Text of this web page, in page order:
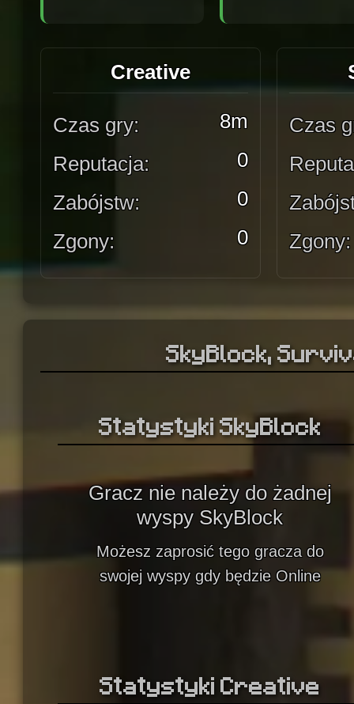
Creative
Czas gry:
8m
Reputacja:
0
Zabójstw:
0
Zgony:
0
Czas
Zgony:
SkyBlock,
Statystyki SkyBlock
Gracz nie należy do żadnej
wyspy SkyBlock
Możesz zaprosić tego gracza do
swojej wyspy gdy będzie Online
Statystyki Creative